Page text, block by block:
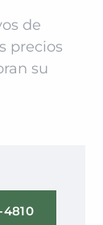
de
precios
su
4810